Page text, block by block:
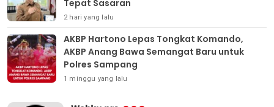
Tepat Sasaran
2 hari yang lalu
AKBP Hartono Lepas Tongkat Komando,
AKBP Anang Bawa Semangat Baru untuk
Polres Sampang
1 minggu yang lalu